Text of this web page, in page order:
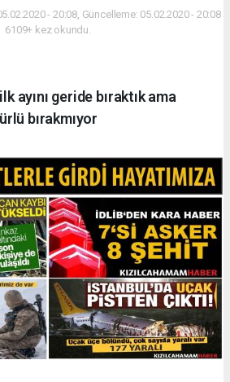
- 20:08, Güncelleme: 05.02.2020 - 20:08
6109+ kez okundu.
ayını geride bıraktık ama
bırakmıyor